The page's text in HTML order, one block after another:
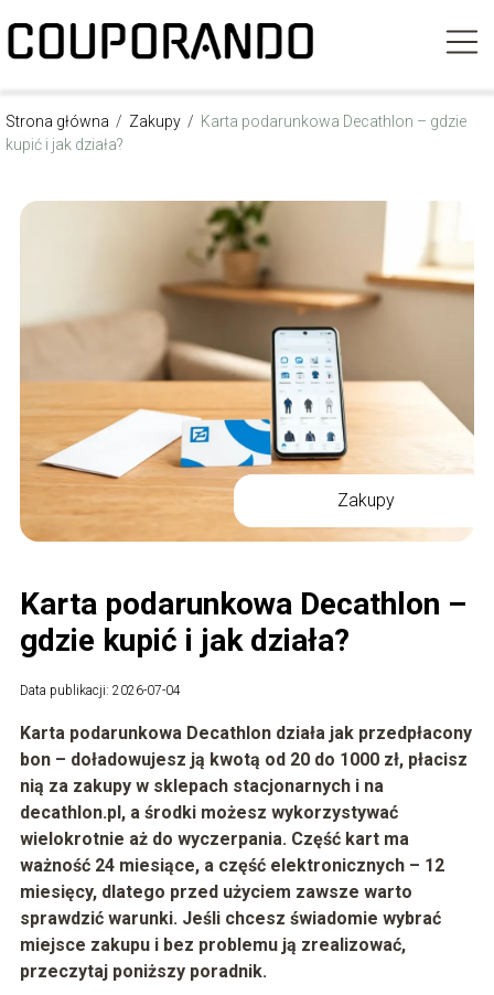
Strona główna / Zakupy / Karta podarunkowa Decathlon – gdzie
kupić i jak działa?
Zakupy
Karta podarunkowa Decathlon –
gdzie kupić i jak działa?
Data publikacji: 2026-07-04
Karta podarunkowa Decathlondziała jak przedpłacony
bon – doładowujesz ją kwotą od 20 do 1000 zł, płacisz
nią za zakupy w sklepach stacjonarnych i na
decathlon.pl, a środki możesz wykorzystywać
wielokrotnie aż do wyczerpania. Część kart ma
ważność 24 miesiące, a część elektronicznych – 12
miesięcy, dlatego przed użyciem zawsze warto
sprawdzić warunki. Jeśli chcesz świadomie wybrać
miejsce zakupu i bez problemu ją zrealizować,
przeczytaj poniższy poradnik.